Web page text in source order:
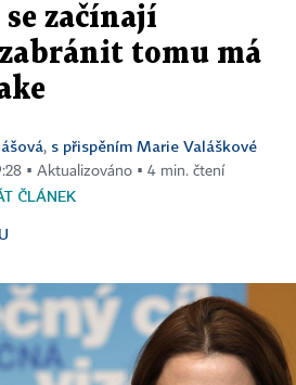
se začínají
tomu má
, s přispěním Marie Valáškové
▪ Aktualizováno ▪ 4 min. čtení
ČLÁNEK